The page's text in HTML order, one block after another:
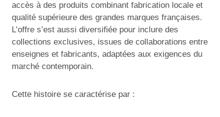
accès à des produits combinant fabrication locale et
qualité supérieure des grandes marques françaises.
L’offre s’est aussi diversifiée pour inclure des
collections exclusives, issues de collaborations entre
enseignes et fabricants, adaptées aux exigences du
marché contemporain.
Cette histoire se caractérise par :